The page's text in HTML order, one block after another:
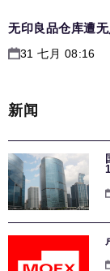
无印良品仓库遭
31 七月 08:16
新闻